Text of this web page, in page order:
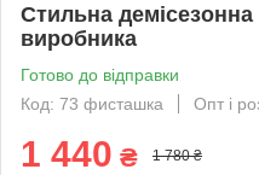
Стильна демісезонна
виробника
Готово до відправки
Код: 73 фисташка
Опт і
1 440 ₴ 1 780 ₴